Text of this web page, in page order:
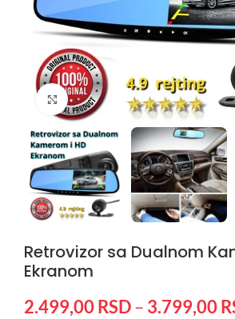
Kliknite da uvećate
Retrovizor sa Dualnom
Ekranom
2.499,00RSD– 3.799,00